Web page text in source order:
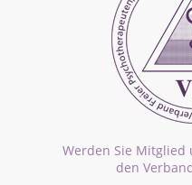
Werden Sie Mitglied
den